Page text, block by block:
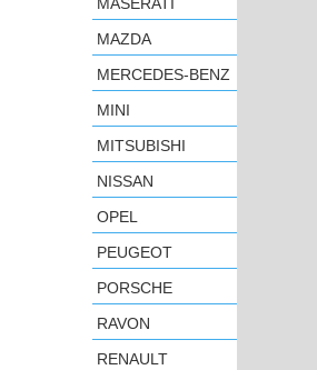
MAZDA
MERCEDES-BENZ
MINI
MITSUBISHI
NISSAN
OPEL
PEUGEOT
PORSCHE
RAVON
RENAULT